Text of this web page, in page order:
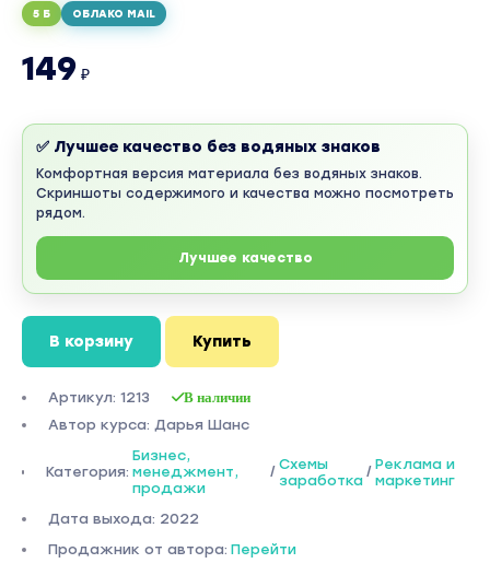
5 Б ОБЛАКО MAIL
149 ₽
✅ Лучшее качество без водяных знаков
Комфортная версия материала без водяных знаков.
Скриншоты содержимого и качества можно посмотреть
рядом.
Лучшее качество
В корзину Купить
Артикул: 1213 В наличии
Автор курса: Дарья Шанс
Категория:
Бизнес,
менеджмент,
продажи
/ Схемы
заработка / Реклама и
маркетинг
Дата выхода: 2022
Продажник от автора: Перейти